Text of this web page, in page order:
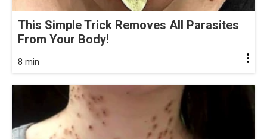
This Simple Trick Removes All Parasites
From Your Body!
8 min